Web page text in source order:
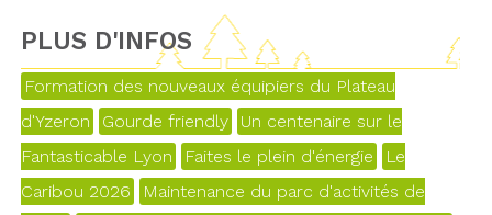
PLUS D'INFOS
Formation des nouveaux équipiers du Plateau
d'Yzeron
Gourde friendly
Un centenaire sur le
Fantasticable Lyon
Faites le plein d'énergie
Le
Caribou 2026
Maintenance du parc d'activités de